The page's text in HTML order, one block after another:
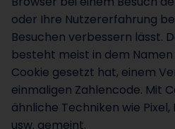
oder Ihre Nutzererfahrung
Besuchen verbessern lässt.
besteht meist in dem Namen
Cookie gesetzt hat, einem
einmaligen Zahlencode. Mit
ähnliche Techniken wie
usw. gemeint.